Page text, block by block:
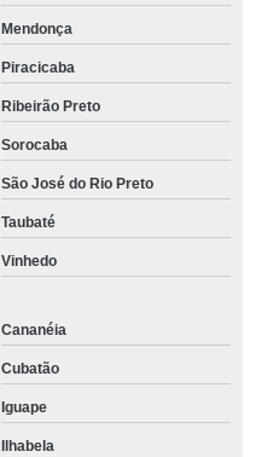
Mendonça
Piracicaba
Ribeirão Preto
Sorocaba
São José do Rio Preto
Taubaté
Vinhedo
Cananéia
Cubatão
Iguape
Ilhabela